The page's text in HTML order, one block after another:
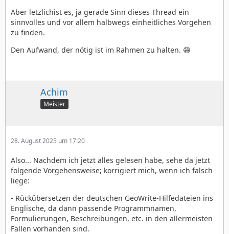
Aber letzlichist es, ja gerade Sinn dieses Thread ein
sinnvolles und vor allem halbwegs einheitliches Vorgehen
zu finden.
Den Aufwand, der nötig ist im Rahmen zu halten. 😄
Achim
Meister
28. August 2025 um 17:20
Also... Nachdem ich jetzt alles gelesen habe, sehe da jetzt
folgende Vorgehensweise; korrigiert mich, wenn ich falsch
liege:
- Rückübersetzen der deutschen GeoWrite-Hilfedateien ins
Englische, da dann passende Programmnamen,
Formulierungen, Beschreibungen, etc. in den allermeisten
Fällen vorhanden sind.